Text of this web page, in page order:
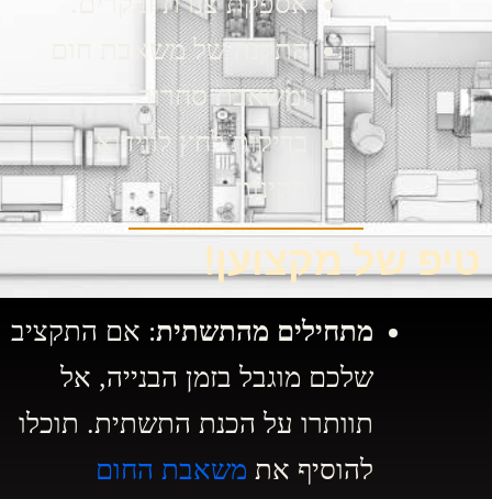
התקנה של משאבת חום
ומשאבת סחרור.
בדיקות לחץ לווידוא
תקינות.
טיפ של מקצוען!
מתחילים מהתשתית: אם התקציב
שלכם מוגבל בזמן הבנייה, אל
תוותרו על הכנת התשתית. תוכלו
להוסיף את משאבת החום